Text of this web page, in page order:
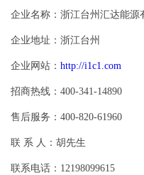
企业名称：浙江台州汇达能源
企业地址：浙江台州
企业网站： http://i1c1.com
招商热线：400-341-14890
售后服务：400-820-61960
联 系 人：胡先生
联系电话：12198099615